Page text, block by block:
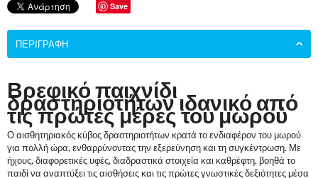
Save
ΠΕΡΙΓΡΑΦΉ
Βρεφικό παιχνίδι
δραστηριοτήτων ιδανικό από
τις πρώτες μέρες του μωρού
Ο αισθητηριακός κύβος δραστηριοτήτων κρατά το ενδιαφέρον του μωρού
για πολλή ώρα, ενθαρρύνοντας την εξερεύνηση και τη συγκέντρωση. Με
ήχους, διαφορετικές υφές, διαδραστικά στοιχεία και καθρέφτη, βοηθά το
παιδί να αναπτύξει τις αισθήσεις και τις πρώτες γνωστικές δεξιότητες μέσα